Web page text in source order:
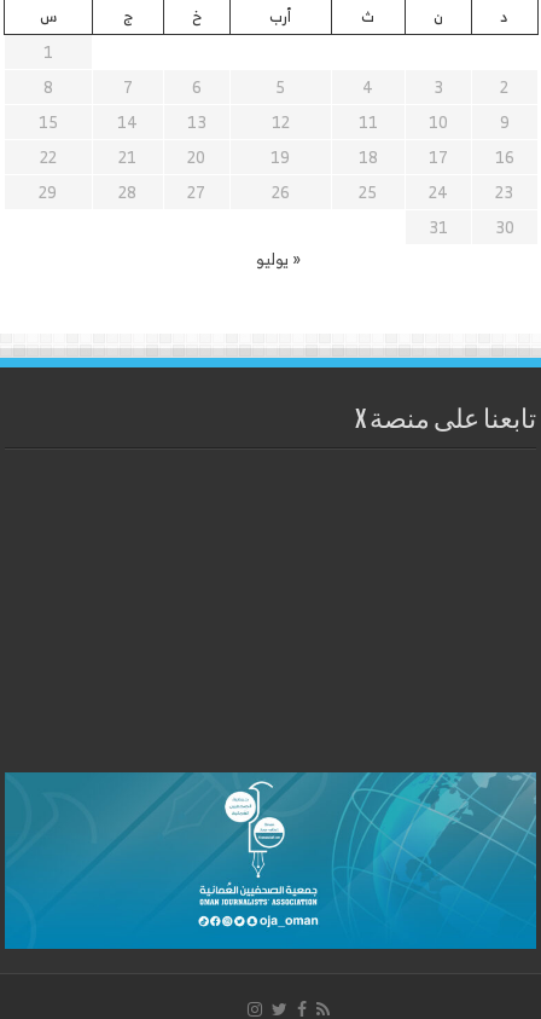
د
ن ث أرب خ ج
س
1
2
3
4
5
6
7
8
9
10
11
12
13
14
15
16
17
18
19
20
21
22
23
24
25
26
27
28
29
30
31
« يوليو
تابعنا على منصة X